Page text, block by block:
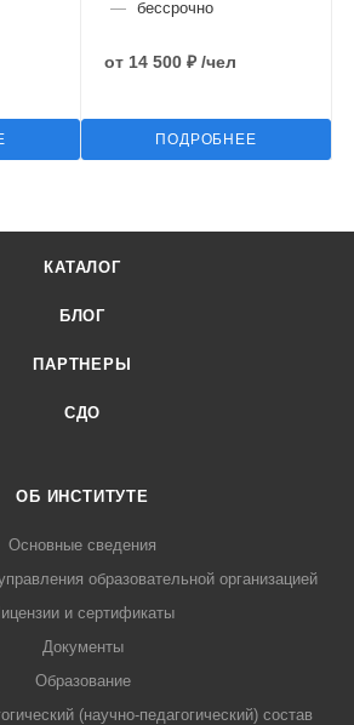
— бессрочно
от 14 500 ₽ /чел
ПОДРОБНЕЕ
КАТАЛОГ
БЛОГ
ПАРТНЕРЫ
СДО
ОБ ИНСТИТУТЕ
Основные сведения
образовательной организацией
и сертификаты
Документы
Образование
(научно-педагогический) состав